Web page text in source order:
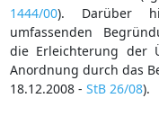
1444/00). Darüber
umfassenden
die Erleichterung der
Anordnung durch das
18.12.2008 - StB 26/08).